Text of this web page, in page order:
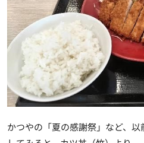
かつやの「夏の感謝祭」など、